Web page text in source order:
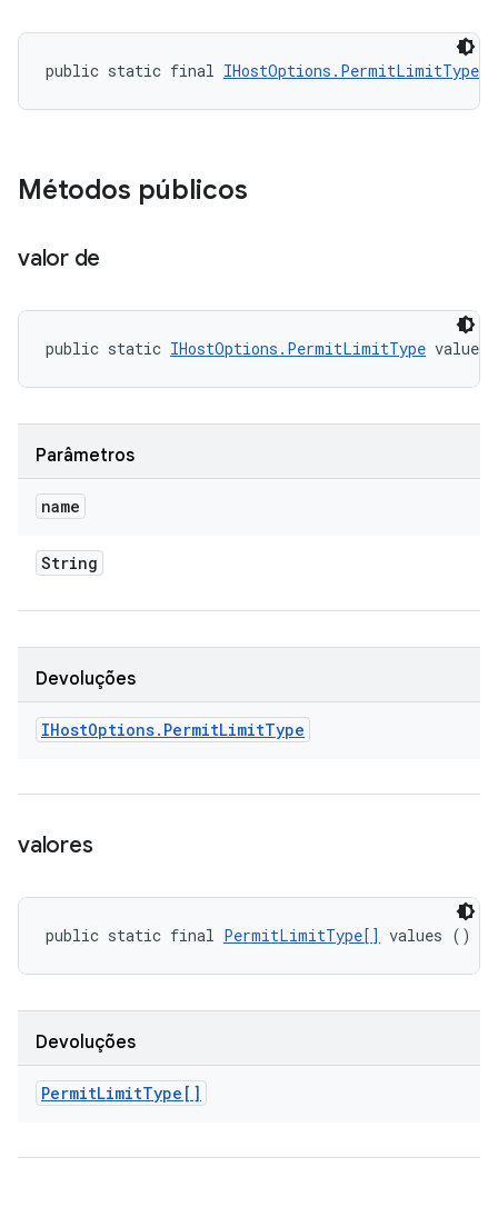
public static final IHostOptions.PermitLimitType
Métodos públicos
valor de
public static IHostOptions.PermitLimitType
Parâmetros
name
String
Devoluções
IHostOptions. PermitLimitType
valores
public static final PermitLimitType[] values ()
Devoluções
PermitLimitType[]